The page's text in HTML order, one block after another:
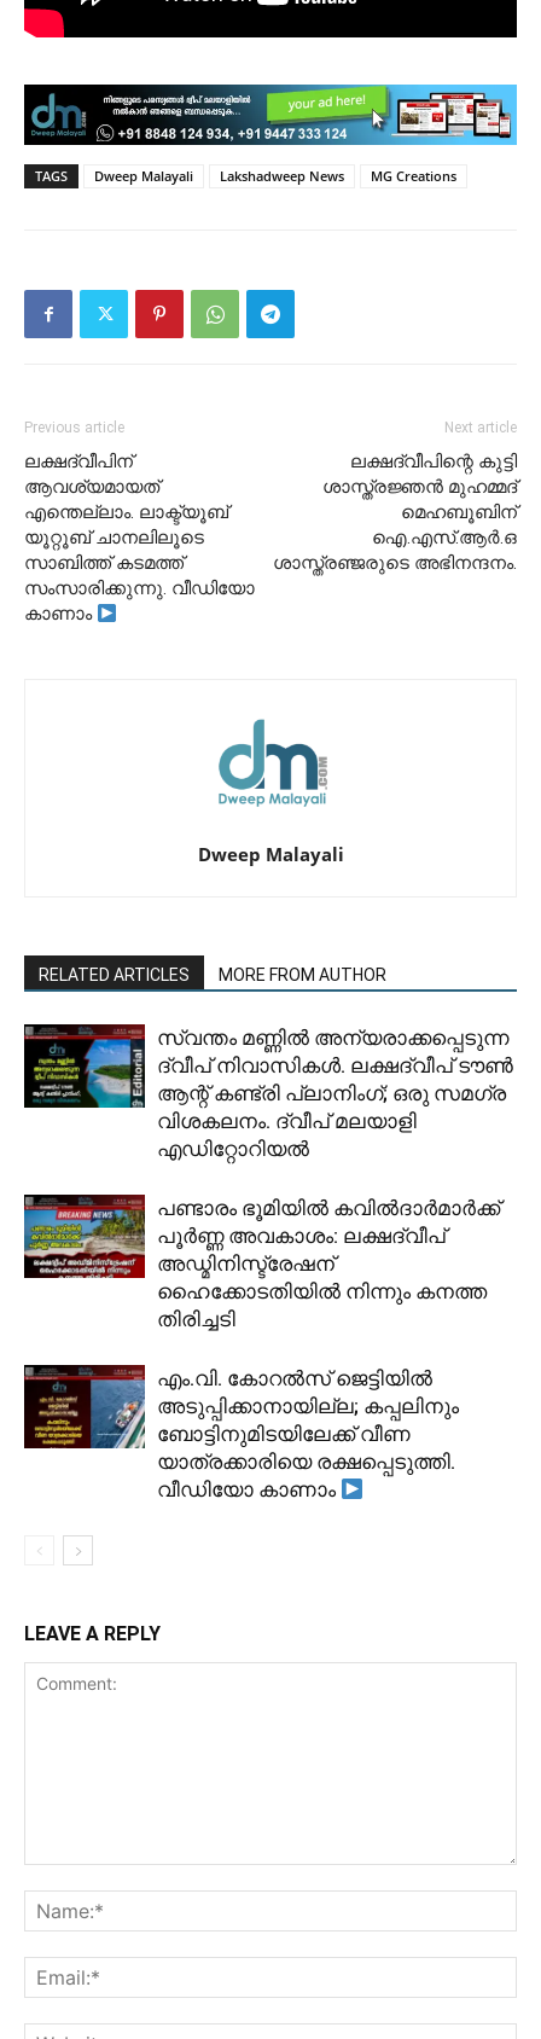
TAGS Dweep Malayali Lakshadweep News MG Creations
Previous article
ലക്ഷദ്വീപിന്
ആവശ്യമായത്
എന്തെല്ലാം. ലാക്ട്യൂബ്
യൂറ്റൂബ് ചാനലിലൂടെ
സാബിത്ത് കടമത്ത്
സംസാരിക്കുന്നു. വീഡിയോ
കാണാം
Next article
ലക്ഷദ്വീപിന്റെ കുട്ടി
ശാസ്ത്രജ്ഞൻ മുഹമ്മദ്
മെഹബൂബിന്
ഐ.എസ്.ആർ.ഒ
ശാസ്ത്രഞ്ജരുടെ അഭിനന്ദനം.
Dweep Malayali
RELATED ARTICLES MORE FROM AUTHOR
സ്വന്തം മണ്ണിൽ അന്യരാക്കപ്പെടുന്ന
ദ്വീപ് നിവാസികൾ. ലക്ഷദ്വീപ് ടൗൺ
ആന്റ് കണ്ട്രി പ്ലാനിംഗ്; ഒരു സമഗ്ര
വിശകലനം. ദ്വീപ് മലയാളി
എഡിറ്റോറിയൽ
പണ്ടാരം ഭൂമിയിൽ കവിൽദാർമാർക്ക്
പൂർണ്ണ അവകാശം: ലക്ഷദ്വീപ്
അഡ്മിനിസ്ട്രേഷന്
ഹൈക്കോടതിയിൽ നിന്നും കനത്ത
തിരിച്ചടി
​എം.വി. കോറൽസ് ജെട്ടിയിൽ
അടുപ്പിക്കാനായില്ല; കപ്പലിനും
ബോട്ടിനുമിടയിലേക്ക് വീണ
യാത്രക്കാരിയെ രക്ഷപ്പെടുത്തി.
വീഡിയോ കാണാം
LEAVE A REPLY